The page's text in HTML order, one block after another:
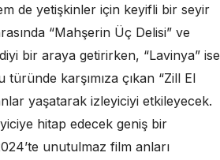
de yetişkinler için keyifli bir seyir
“Mahşerin Üç Delisi” ve
bir araya getirirken, “Lavinya” ise
karşımıza çıkan “Zill El
yaşatarak izleyiciyi etkileyecek.
hitap edecek geniş bir
unutulmaz film anları